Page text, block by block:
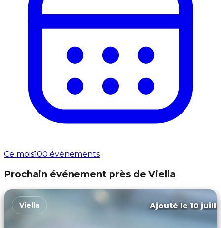
Ce mois100 événements
Prochain événement près de Viella
Viella Ajouté le 10